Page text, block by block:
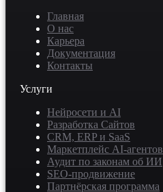
Главная
О нас
Карьера
Документация
Контакты
Услуги
Нейросети и AI
Разработка Сайтов
CRM, ERP и SaaS
Маркетплейс AI-агентов
Аудит по законам об ИИ
SEO-продвижение
Партнёрская программа